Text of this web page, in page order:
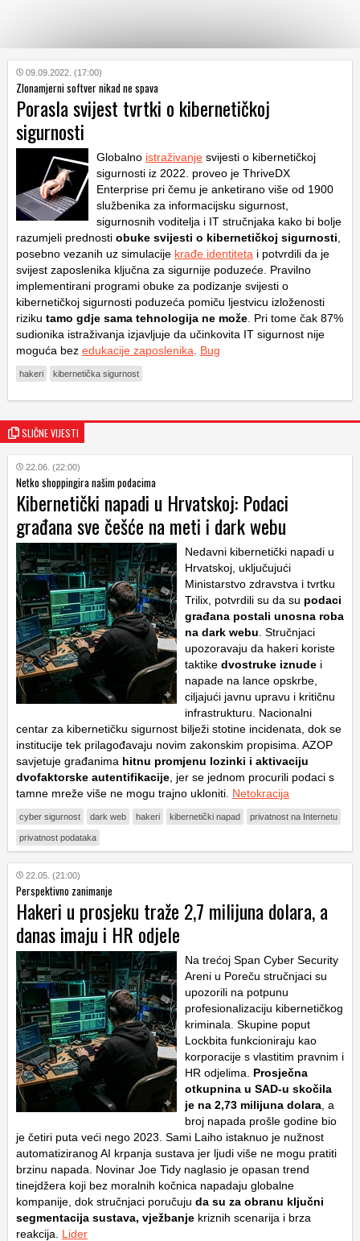
KATEGORIJE
HRVATSKI
WEB
09.09.2022. (17:00)
Zlonamjerni softver nikad ne spava
Porasla svijest tvrtki o kibernetičkoj
sigurnosti
Globalno istraživanje svijesti o kibernetičkoj
sigurnosti iz 2022. proveo je ThriveDX
Enterprise pri čemu je anketirano više od 1900
službenika za informacijsku sigurnost,
sigurnosnih voditelja i IT stručnjaka kako bi bolje
razumjeli prednosti obuke svijesti o kibernetičkoj sigurnosti
posebno vezanih uz simulacije krađe identiteta i potvrdili da je
svijest zaposlenika ključna za sigurnije poduzeće. Pravilno
implementirani programi obuke za podizanje svijesti o
kibernetičkoj sigurnosti poduzeća pomiču ljestvicu izloženosti
riziku tamo gdje sama tehnologija ne može . Pri tome čak 87%
sudionika istraživanja izjavljuje da učinkovita IT sigurnost nije
moguća bez edukacije zaposlenika Bug
hakeri kibernetička sigurnost
SLIČNE VIJESTI
22.06. (22:00)
Netko shoppingira našim podacima
Kibernetički napadi u Hrvatskoj: Podaci
građana sve češće na meti i dark webu
Nedavni kibernetički napadi u
Hrvatskoj, uključujući
Ministarstvo zdravstva i tvrtku
Trilix, potvrdili su da su podaci
građana postali unosna roba
na dark webu . Stručnjaci
upozoravaju da hakeri koriste
taktike dvostruke iznude i
napade na lance opskrbe,
ciljajući javnu upravu i kritičnu
infrastrukturu. Nacionalni
centar za kibernetičku sigurnost bilježi stotine incidenata, dok se
institucije tek prilagođavaju novim zakonskim propisima. AZOP
savjetuje građanima hitnu promjenu lozinki i aktivaciju
dvofaktorske autentifikacije , jer se jednom procurili podaci s
tamne mreže više ne mogu trajno ukloniti. Netokracija
cyber sigurnost dark web hakeri kibernetički napad privatnost na Internetu
privatnost podataka
22.05. (21:00)
Perspektivno zanimanje
Hakeri u prosjeku traže 2,7 milijuna dolara, a
danas imaju i HR odjele
Na trećoj Span Cyber Security
Areni u Poreču stručnjaci su
upozorili na potpunu
profesionalizaciju kibernetičkog
kriminala. Skupine poput
Lockbita funkcioniraju kao
korporacije s vlastitim pravnim i
HR odjelima. Prosječna
otkupnina u SAD-u skočila
je na 2,73 milijuna dolara , a
broj napada prošle godine bio
je četiri puta veći nego 2023. Sami Laiho istaknuo je nužnost
automatiziranog AI krpanja sustava jer ljudi više ne mogu pratiti
brzinu napada. Novinar Joe Tidy naglasio je opasan trend
tinejdžera koji bez moralnih kočnica napadaju globalne
kompanije, dok stručnjaci poručuju da su za obranu ključni
segmentacija sustava, vježbanje kriznih scenarija i brza
reakcija. Lider